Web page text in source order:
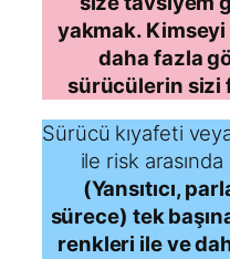
yakmak. Kimseyi
daha fazla
sürücülerin sizi
Sürücü kıyafeti
ile risk
(Yansıtıcı,
sürece) tek
renkleri ile ve